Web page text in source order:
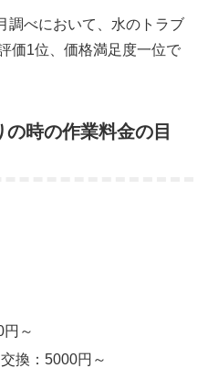
調べにおいて、水のトラブ
価1位、価格満足度一位で
時の作業料金の目
～
換：5000円～